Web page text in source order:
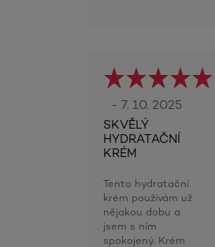
- 7. 10. 2025
SKVĚLÝ
HYDRATAČNÍ
KRÉM
Tento hydratační
krém používám už
nějakou dobu a
jsem s ním
spokojený. Krém